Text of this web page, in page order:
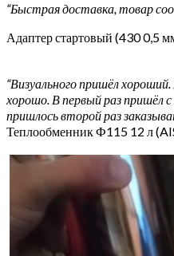
“Быстрая доставка, товар
Адаптер стартовый (430 0,5
“Визуального пришёл
хорошо. В первый раз пришёл
пришлось второй раз
Теплообменник Ф115 12 л